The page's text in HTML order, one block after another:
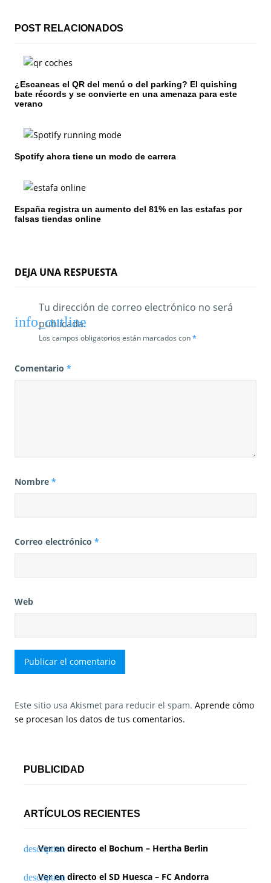
i
n
d
e
n
r
a
POST RELACIONADOS
¿Escaneas el QR del menú o del parking? El quishing
bate récords y se convierte en una amenaza para este
verano
Spotify ahora tiene un modo de carrera
España registra un aumento del 81% en las estafas por
falsas tiendas online
DEJA UNA RESPUESTA
Tu dirección de correo electrónico no será
publicada.
Los campos obligatorios están marcados con*
Comentario *
Nombre *
Correo electrónico *
Web
Este sitio usa Akismet para reducir el spam. Aprende cómo
se procesan los datos de tus comentarios.
PUBLICIDAD
ARTÍCULOS RECIENTES
Ver en directo el Bochum – Hertha Berlin
Ver en directo el SD Huesca – FC Andorra